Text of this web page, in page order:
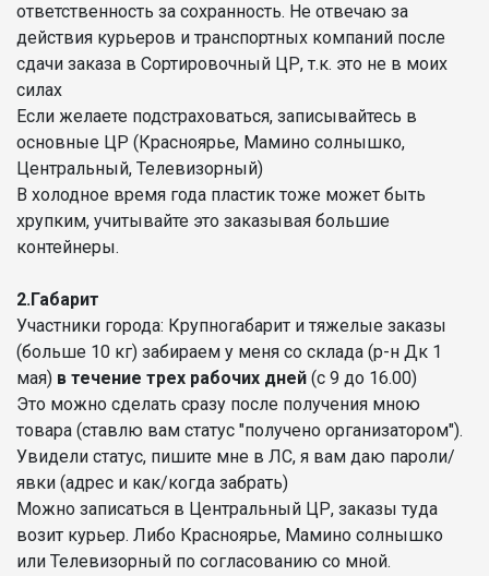
ответственность за сохранность. Не отвечаю за
действия курьеров и транспортных компаний после
сдачи заказа в Сортировочный ЦР, т.к. это не в моих
силах
Если желаете подстраховаться, записывайтесь в
основные ЦР (Красноярье, Мамино солнышко,
Центральный, Телевизорный)
В холодное время года пластик тоже может быть
хрупким, учитывайте это заказывая большие
контейнеры.
2.Габарит
Участники города: Крупногабарит и тяжелые заказы
(больше 10 кг) забираем у меня со склада (р-н Дк 1
мая) в течение трех рабочих дней (с 9 до 16.00)
Это можно сделать сразу после получения мною
товара (ставлю вам статус "получено организатором").
Увидели статус, пишите мне в ЛС, я вам даю пароли/
явки (адрес и как/когда забрать)
Можно записаться в Центральный ЦР, заказы туда
возит курьер. Либо Красноярье, Мамино солнышко
или Телевизорный по согласованию со мной.